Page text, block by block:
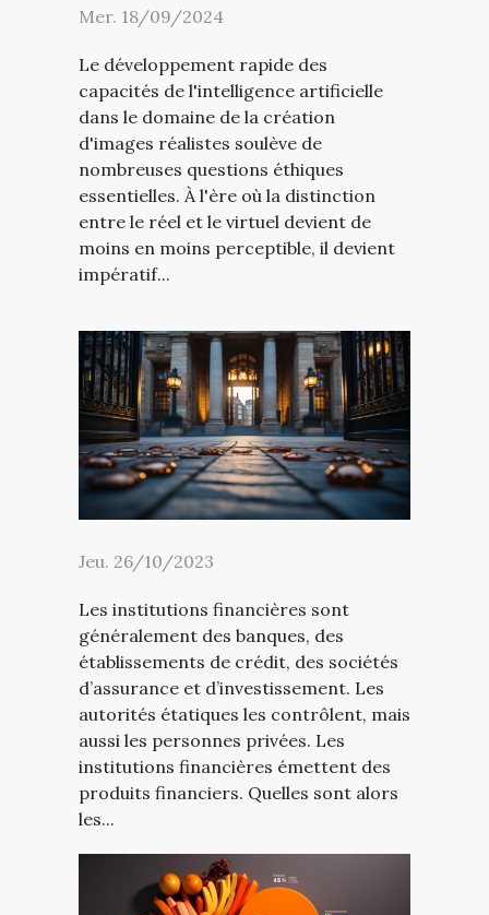
Mer. 18/09/2024
Le développement rapide des
capacités de l'intelligence artificielle
dans le domaine de la création
d'images réalistes soulève de
nombreuses questions éthiques
essentielles. À l'ère où la distinction
entre le réel et le virtuel devient de
moins en moins perceptible, il devient
impératif...
Jeu. 26/10/2023
Les institutions financières sont
généralement des banques, des
établissements de crédit, des sociétés
d’assurance et d’investissement. Les
autorités étatiques les contrôlent, mais
aussi les personnes privées. Les
institutions financières émettent des
produits financiers. Quelles sont alors
les...